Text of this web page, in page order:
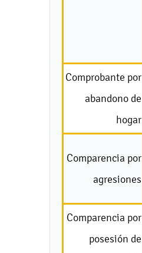
Comprobante por
abandono de
hogar
Comparencia por
agresiones
Comparencia por
posesión de